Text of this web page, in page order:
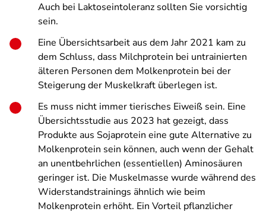
Auch bei Laktoseintoleranz sollten Sie vorsichtig
sein.
Eine Übersichtsarbeit aus dem Jahr 2021 kam zu
dem Schluss, dass Milchprotein bei untrainierten
älteren Personen dem Molkenprotein bei der
Steigerung der Muskelkraft überlegen ist.
Es muss nicht immer tierisches Eiweiß sein. Eine
Übersichtsstudie aus 2023 hat gezeigt, dass
Produkte aus Sojaprotein eine gute Alternative zu
Molkenprotein sein können, auch wenn der Gehalt
an unentbehrlichen (essentiellen) Aminosäuren
geringer ist. Die Muskelmasse wurde während des
Widerstandstrainings ähnlich wie beim
Molkenprotein erhöht. Ein Vorteil pflanzlicher